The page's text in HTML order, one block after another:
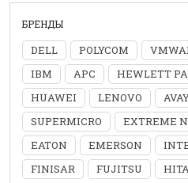
БРЕНДЫ
DELL POLYCOM
IBM
APC HEWLETT
HUAWEI
LENOVO
SUPERMICRO
EXTREME
EATON
EMERSON
FINISAR
FUJITSU